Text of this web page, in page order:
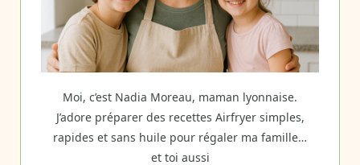
Moi, c’est Nadia Moreau, maman lyonnaise.
J’adore préparer des recettes Airfryer simples,
rapides et sans huile pour régaler ma famille…
et toi aussi